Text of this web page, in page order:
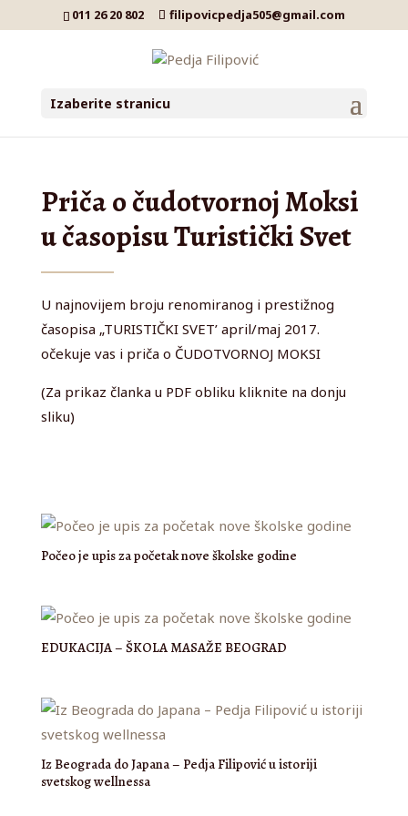
011 26 20 802 filipovicpedja505@gmail.com
Izaberite stranicu
Priča o čudotvornoj Moksi
u časopisu Turistički Svet
U najnovijem broju renomiranog i prestižnog
časopisa „TURISTIČKI SVET’ april/maj 2017.
očekuje vas i priča o ČUDOTVORNOJ MOKSI
(Za prikaz članka u PDF obliku kliknite na donju
sliku)
Počeo je upis za početak nove školske godine
EDUKACIJA – ŠKOLA MASAŽE BEOGRAD
Iz Beograda do Japana – Pedja Filipović u istoriji
svetskog wellnessa